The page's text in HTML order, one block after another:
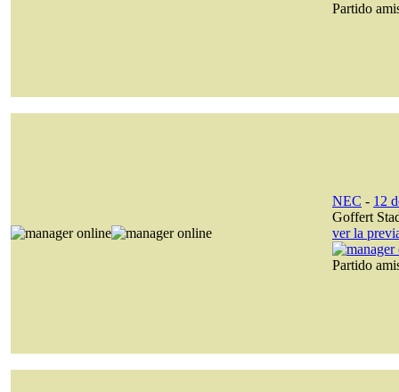
Partido
NEC - 12
Goffert
ver la
Partido